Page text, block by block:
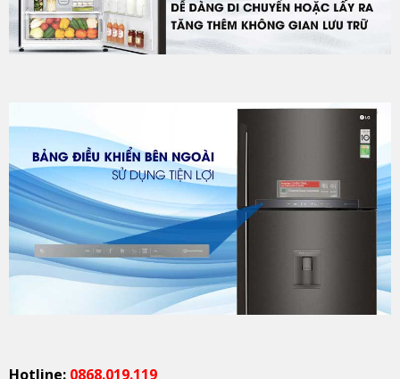
Hotline: 0868.019.119